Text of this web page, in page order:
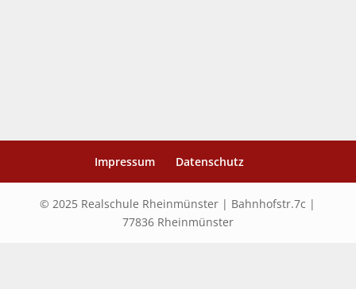
Impressum Datenschutz
© 2025 Realschule Rheinmünster | Bahnhofstr.7c |
77836 Rheinmünster